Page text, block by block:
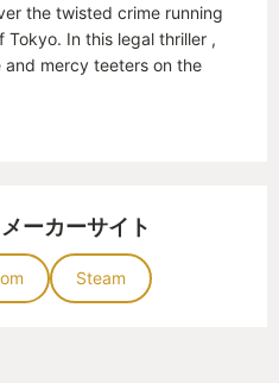
単なモードもある！
単にアクションができる
ば簡単にクリアできま
は苦労すると思います
おけばなんとかゴリ押し
the twisted crime running
In this legal thriller ,
mercy teeters on the
ーカーサイト
Steam